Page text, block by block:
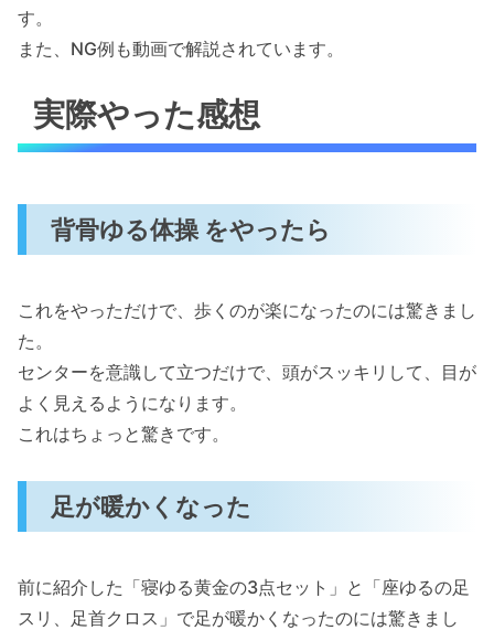
す。
また、NG例も動画で解説されています。
実際やった感想
背骨ゆる体操 をやったら
これをやっただけで、歩くのが楽になったのには驚きまし
た。
センターを意識して立つだけで、頭がスッキリして、目が
よく見えるようになります。
これはちょっと驚きです。
足が暖かくなった
前に紹介した「寝ゆる黄金の3点セット」と「座ゆるの足
スリ、足首クロス」で足が暖かくなったのには驚きまし